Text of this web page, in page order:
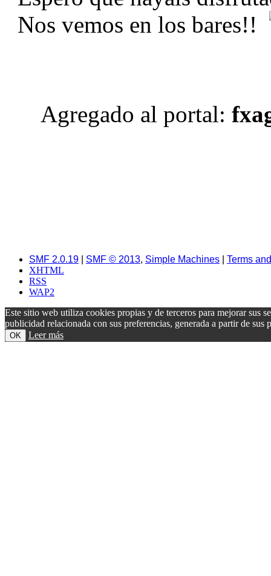
Nos vemos en los bares!!
Agregado al portal:
SMF 2.0.19 SMF © 2013, Simple Machines
Terms
XHTML
RSS
WAP2
Este sitio web utiliza cookies propias y de terceros para mejorar sus
publicidad relacionada con sus preferencias, generada a partir de
OK Leer más